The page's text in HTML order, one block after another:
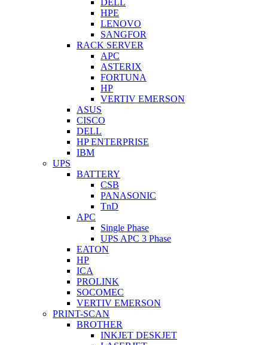
DELL
HPE
LENOVO
SANGFOR
RACK SERVER
APC
ASTERIX
FORTUNA
HP
VERTIV EMERSON
ASUS
CISCO
DELL
HP ENTERPRISE
IBM
UPS
BATTERY
CSB
PANASONIC
TnD
APC
Single Phase
UPS APC 3 Phase
EATON
HP
ICA
PROLINK
SOCOMEC
VERTIV EMERSON
PRINT-SCAN
BROTHER
INKJET DESKJET